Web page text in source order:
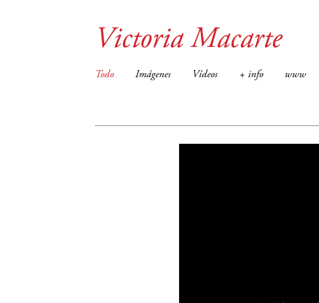
Victoria Macarte
Todo Imágenes Vídeos + info www